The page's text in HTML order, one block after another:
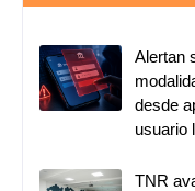
Alertan
desde
usuario
TNR